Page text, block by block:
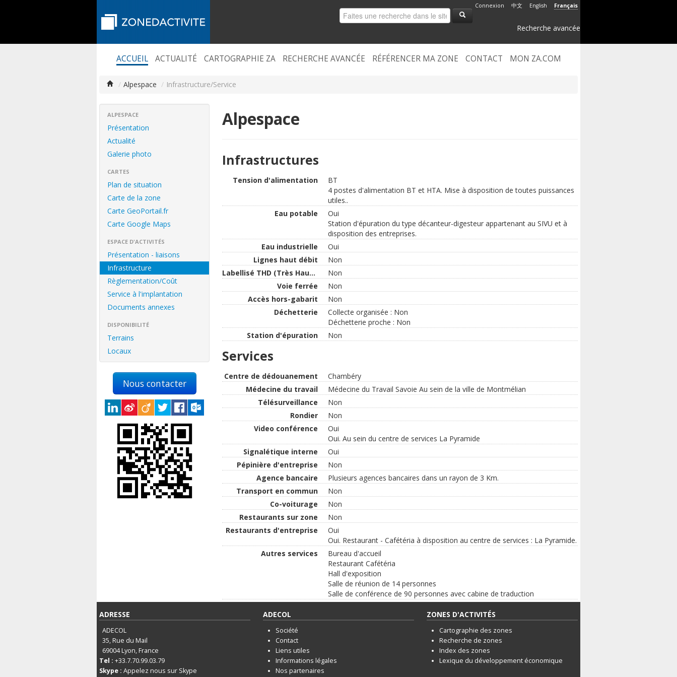
Connexion 中文 English Français
Recherche avancée
ACCUEIL ACTUALITÉ CARTOGRAPHIE ZA RECHERCHE AVANCÉE RÉFÉRENCER MA ZONE CONTACT MON ZA.COM
/ Alpespace / Infrastructure/Service
ALPESPACE
Présentation
Actualité
Galerie photo
CARTES
Plan de situation
Carte de la zone
Carte GeoPortail.fr
Carte Google Maps
ESPACE D'ACTIVITÉS
Présentation - liaisons
Infrastructure
Règlementation/Coût
Service à l'implantation
Documents annexes
DISPONIBILITÉ
Terrains
Locaux
Nous contacter
Alpespace
Infrastructures
Tension d'alimentation
BT
4 postes d'alimentation BT et HTA. Mise à disposition de toutes puissances
utiles..
Eau potable
Oui
Station d'épuration du type décanteur-digesteur appartenant au SIVU et à
disposition des entreprises.
Eau industrielle
Oui
Lignes haut débit
Non
Labellisé THD (Très Haut Débit)
Non
Voie ferrée
Non
Accès hors-gabarit
Non
Déchetterie
Collecte organisée : Non
Déchetterie proche : Non
Station d'épuration
Non
Services
Centre de dédouanement
Chambéry
Médecine du travail
Médecine du Travail Savoie Au sein de la ville de Montmélian
Télésurveillance
Non
Rondier
Non
Video conférence
Oui
Oui. Au sein du centre de services La Pyramide
Signalétique interne
Oui
Pépinière d'entreprise
Non
Agence bancaire
Plusieurs agences bancaires dans un rayon de 3 Km.
Transport en commun
Non
Co-voiturage
Non
Restaurants sur zone
Non
Restaurants d'entreprise
Oui
Oui. Restaurant - Cafétéria à disposition au centre de services : La Pyramide.
Autres services
Bureau d'accueil
Restaurant Cafétéria
Hall d'exposition
Salle de réunion de 14 personnes
Salle de conférence de 90 personnes avec cabine de traduction
ADRESSE
ADECOL
35, Rue du Mail
69004Lyon, France
Tel : +33.7.70.99.03.79
Skype : Appelez nous sur Skype
ADECOL
Société
Contact
Liens utiles
Informations légales
Nos partenaires
ZONES D'ACTIVITÉS
Cartographie des zones
Recherche de zones
Index des zones
Lexique du développement économique